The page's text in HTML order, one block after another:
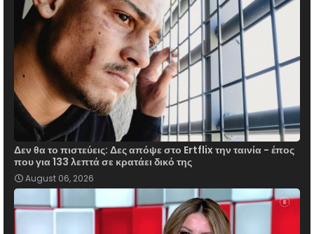
Δεν θα το πιστεύεις: Δες απόψε στο Ertflix την ταινία - έπος
που για 133 λεπτά σε κρατάει δικό της
August 06, 2026